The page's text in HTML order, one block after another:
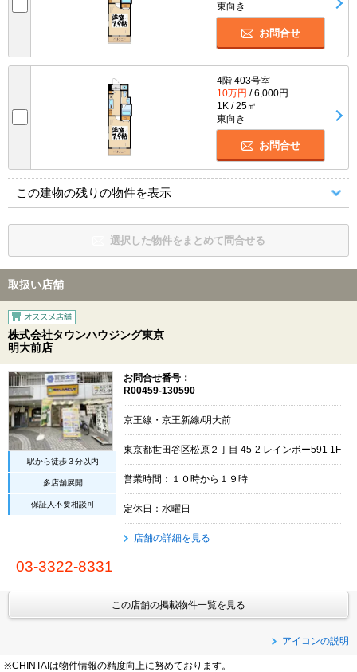
東向き
お問合せ
4階 403号室
10万円 / 6,000円
1K / 25㎡
東向き
お問合せ
この建物の残りの物件を表示
選択した物件をまとめて問合せる
取扱い店舗
株式会社タウンハウジング東京
明大前店
駅から徒歩３分以内
多店舗展開
保証人不要相談可
お問合せ番号：
R00459-130590
京王線・京王新線/明大前
東京都世田谷区松原２丁目 45-2 レインボー591 1F
営業時間：１０時から１９時
定休日：水曜日
店舗の詳細を見る
03-3322-8331
この店舗の掲載物件一覧を見る
アイコンの説明
※CHINTAIは物件情報の精度向上に努めております。